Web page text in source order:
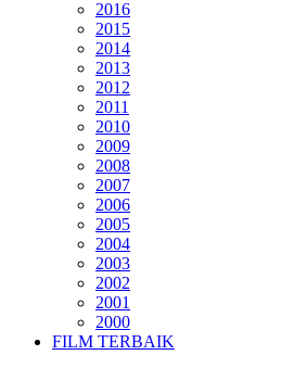
2016
2015
2014
2013
2012
2011
2010
2009
2008
2007
2006
2005
2004
2003
2002
2001
2000
FILM TERBAIK